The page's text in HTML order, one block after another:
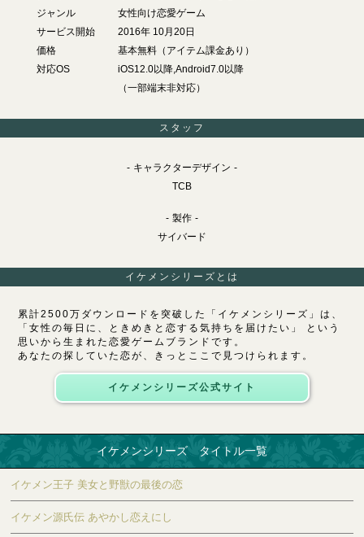
ジャンル
女性向け恋愛ゲーム
サービス開始
2016年 10月20日
価格
基本無料（アイテム課金あり）
対応OS
iOS12.0以降,Android7.0以降
（一部端末非対応）
スタッフ
キャラクターデザイン
TCB
製作
サイバード
イケメンシリーズとは
累計2500万ダウンロードを突破した「イケメンシリーズ」は、
「女性の毎日に、ときめきと恋する気持ちを届けたい」 という
思いから生まれた恋愛ゲームブランドです。
あなたの探していた恋が、きっとここで見つけられます。
イケメンシリーズ公式サイト
イケメンシリーズ タイトル一覧
イケメン王子 美女と野獣の最後の恋
イケメン源氏伝 あやかし恋えにし